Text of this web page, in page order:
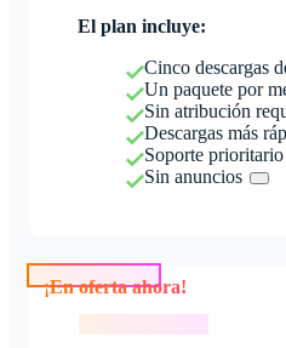
El plan incluye:
Cinco descargas
Un paquete por
Sin atribución
Descargas más
Soporte prioritario
Sin anuncios